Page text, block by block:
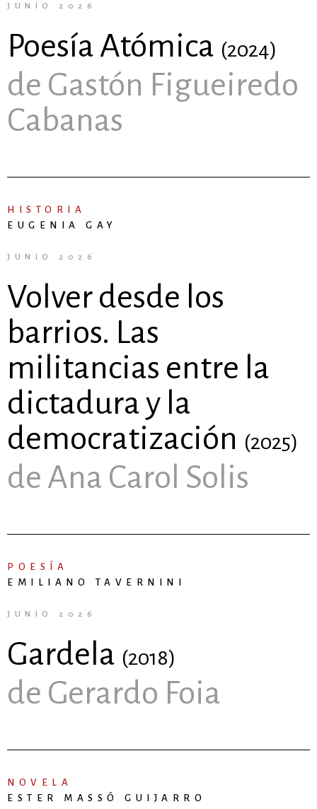
JUNIO 2026
Poesía Atómica (2024)
de Gastón Figueiredo
Cabanas
HISTORIA
EUGENIA GAY
JUNIO 2026
Volver desde los
barrios. Las
militancias entre la
dictadura y la
democratización (2025)
de Ana Carol Solis
POESÍA
EMILIANO TAVERNINI
JUNIO 2026
Gardela (2018)
de Gerardo Foia
NOVELA
ESTER MASSÓ GUIJARRO